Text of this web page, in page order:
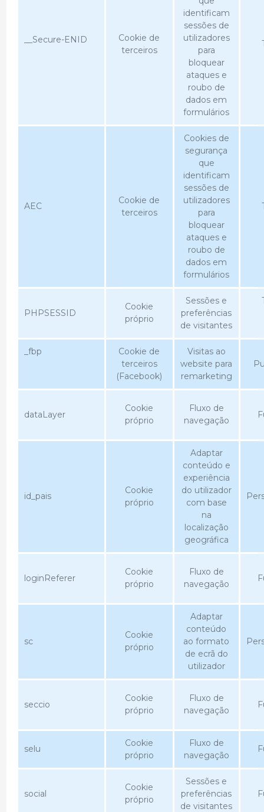
__Secure-ENID
Cookie de
terceiros
identificam
sessões de
utilizadores
para
bloquear
ataques e
roubo de
dados em
formulários
AEC
Cookie de
terceiros
Cookies de
segurança
que
identificam
sessões de
utilizadores
para
bloquear
ataques e
roubo de
dados em
formulários
PHPSESSID
Cookie
próprio
Sessões e
preferências
de visitantes
_fbp
Cookie de
terceiros
(Facebook)
Visitas ao
website para
remarketing
dataLayer
Cookie
próprio
Fluxo de
navegação
id_pais
Cookie
próprio
Adaptar
conteúdo e
experiência
do utilizador
com base
na
localização
geográfica
loginReferer
Cookie
próprio
Fluxo de
navegação
sc
Cookie
próprio
Adaptar
conteúdo
ao formato
de ecrã do
utilizador
seccio
Cookie
próprio
Fluxo de
navegação
selu
Cookie
próprio
Fluxo de
navegação
social
Cookie
próprio
Sessões e
preferências
de visitantes